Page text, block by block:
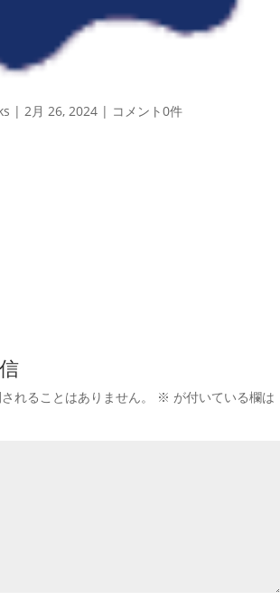
| 2月 26, 2024 | コメント0件
れることはありません。 ※ が付いている欄は